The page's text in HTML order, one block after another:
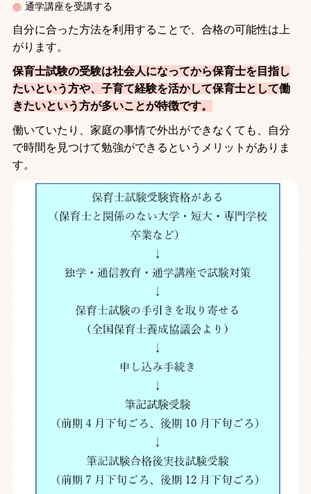
通学講座を受講する
自分に合った方法を利用することで、合格の可能性は上
がります。
保育士試験の受験は社会人になってから保育士を目指し
たいという方や、子育て経験を活かして保育士として働
きたいという方が多いことが特徴です。
働いていたり、家庭の事情で外出ができなくても、自分
で時間を見つけて勉強ができるというメリットがありま
す。